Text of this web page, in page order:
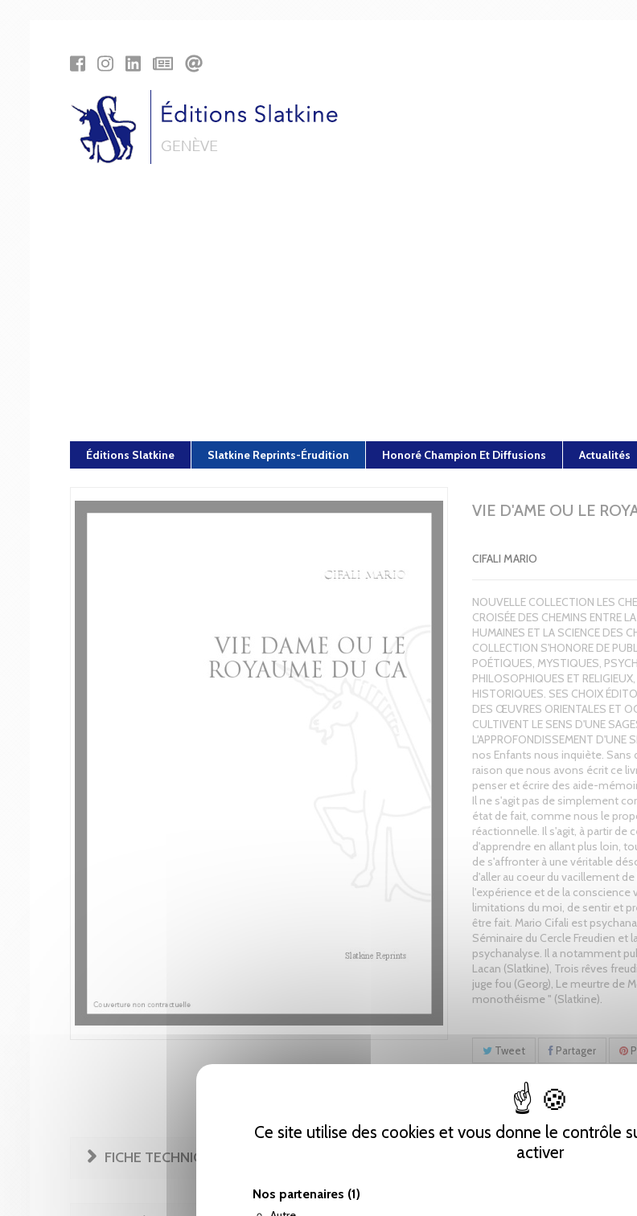
Ce site utilise des cookies et vous donne le contrôle
activer
Nos partenaires (1)
Éditions Slatkine Slatkine Reprints-Érudition Honoré Champion Et Diffusions Actualités
VIE D'AME OU LE
CIFALI MARIO
NOUVELLE COLLECTION LES
CROISÉE DES CHEMINS ENTRE
HUMAINES ET LA SCIENCE DES
COLLECTION S'HONORE DE
POÉTIQUES, MYSTIQUES,
PHILOSOPHIQUES ET
HISTORIQUES. SES CHOIX
DES ŒUVRES ORIENTALES ET
CULTIVENT LE SENS D'UNE
L'APPROFONDISSEMENT D'UNE
nos Enfants nous inquiète.
raison que nous avons écrit ce
penser et écrire des aide-
Il ne s'agit pas de simplement
état de fait, comme nous le
réactionnelle. Il s'agit, à partir de
d'apprendre en allant plus loin,
de s'affronter à une véritable
d'aller au coeur du vacillement
l'expérience et de la conscience
limitations du moi, de sentir et
être fait. Mario Cifali est
Séminaire du Cercle Freudien et
psychanalyse. Il a notamment
Lacan (Slatkine), Trois rêves
juge fou (Georg), Le meurtre de
monothéisme " (Slatkine).
Tweet Partager
FICHE TECHNIQUE